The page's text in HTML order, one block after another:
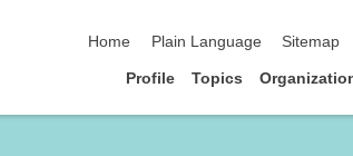
Home
Plain Language Sitemap
Profile Topics